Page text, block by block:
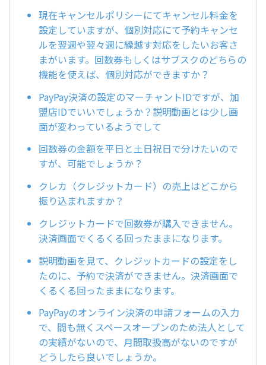
現在キャンセルポリシーにてキャンセル料金を
設定していますが、個別対応にて予約キャンセ
ルを翌週や翌々週に繰越す対応をしたいお客さ
まがいます。回数券もしくはサブスクのどちらの
機能を使えば、個別対応ができますか？
PayPay決済の設定のマーチャントIDですが、加
盟店IDでいいでしょうか？説明動画とは少し画
面が変わっているようでして
回数券の金額を平日と土日祝日で分けたいので
すが、可能でしょうか？
クレカ（クレジットカード）の売上はどこから
振り込まれますか？
クレジットカードで回数券が購入できません。
決済画面でくるくる回ったままになります。
説明動画を見て、クレジットカードの設定をし
たのに、予約で決済ができません。決済画面で
くるくる回ったままになります。
PayPayのオンライン決済の申請フォームの入力
で、間も無くスペースオープンのため法人として
の実績がないので、月間取扱高がないのですが
どうしたら良いでしょうか。